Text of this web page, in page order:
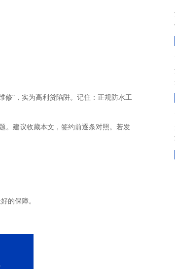
修" ，实为高利贷陷阱。记住：正规防水工
。建议收藏本文，签约前逐条对照。若发
的保障。